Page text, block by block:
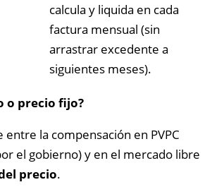
calcula y liquida en cada
factura mensual (sin
arrastrar excedente a
siguientes meses).
o precio fijo?
entre la compensación en PVPC
el gobierno) y en el mercado libre
precio.